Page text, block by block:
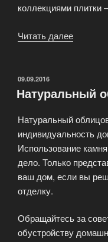
коллекциями плитки
Читать далее
ОПУБЛИКОВАНО
09.09.2016
Натуральный
Натуральный
индивидуальность
Использование
дело. Только
ваш дом, если вы
отделку.
Обращайтесь за
обустройству